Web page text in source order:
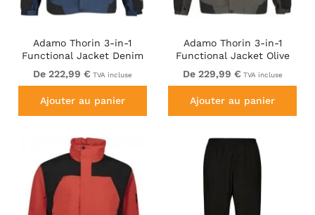
Adamo Thorin 3-in-1
Functional Jacket Denim
Blue
De 222,99 € TVA incluse
Ajouter au panier
Adamo Thorin 3-in-1
Functional Jacket Olive
Green
De 229,99 € TVA incluse
Ajouter au panier